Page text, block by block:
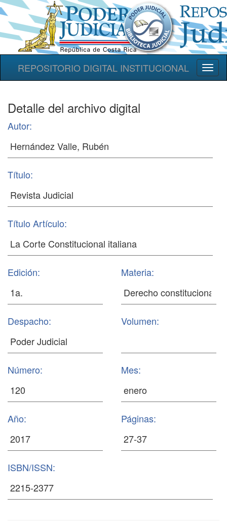
REPOSITORIO DIGITAL INSTITUCIONAL
Detalle del archivo digital
Autor:
Título:
Título Artículo:
Edición: Materia:
Despacho: Volumen:
Número: Mes:
Año: Páginas:
ISBN/ISSN: